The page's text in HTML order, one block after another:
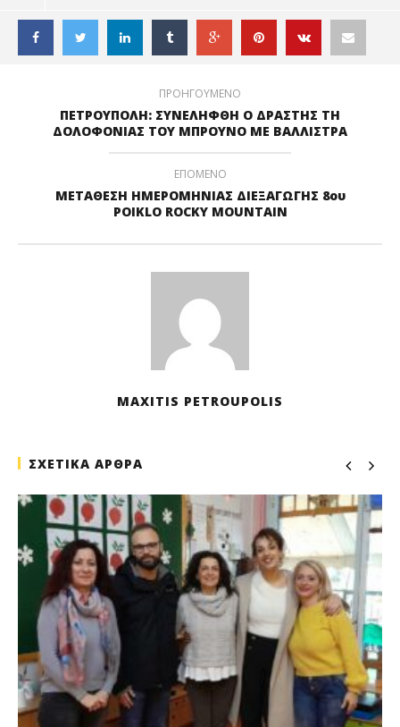
ΠΡΟΗΓΟΥΜΕΝΟ
ΠΕΤΡΟΥΠΟΛΗ: ΣΥΝΕΛΗΦΘΗ Ο ΔΡΑΣΤΗΣ ΤΗ
ΔΟΛΟΦΟΝΙΑΣ ΤΟΥ ΜΠΡΟΥΝΟ ΜΕ ΒΑΛΛΙΣΤΡΑ
ΕΠΟΜΕΝΟ
ΜΕΤΑΘΕΣΗ ΗΜΕΡΟΜΗΝΙΑΣ ΔΙΕΞΑΓΩΓΗΣ 8ου
POIKLO ROCKY MOUNTAIN
MAXITIS PETROUPOLIS
ΣΧΕΤΙΚΑ ΑΡΘΡΑ